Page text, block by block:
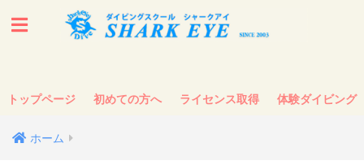
トップページ 初めての方へ ライセンス取得 体験ダイビング
ホーム